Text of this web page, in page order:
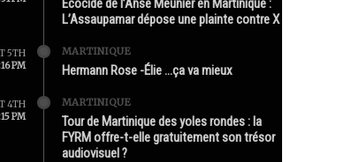
Écocide de l’Anse Meunier en Martinique :
L’Assaupamar dépose une plainte contre X
5TH
PM
MARTINIQUE
Hermann Rose -Élie …ça va mieux
4TH
PM
MARTINIQUE
Tour de Martinique des yoles rondes : la
FYRM offre-t-elle gratuitement son trésor
audiovisuel ?